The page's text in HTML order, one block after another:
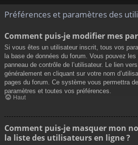
Préférences et paramètres des
Comment puis-je modifier mes
Si vous êtes un utilisateur inscrit, tous vos
la base de données du forum. Vous pouvez
panneau de contrôle de l’utilisateur. Le lien
généralement en cliquant sur votre nom
pages du forum. Ce système vous permettra
paramètres et toutes vos préférences.
Haut
Comment puis-je masquer mon
la liste des utilisateurs en ligne ?